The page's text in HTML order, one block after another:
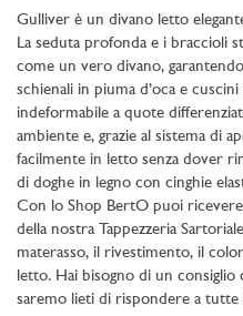
Gulliver è un divano letto
La seduta profonda e i braccioli
come un vero divano,
schienali in piuma d’oca e
indeformabile a quote
ambiente e, grazie al sistema di
facilmente in letto senza dover
di doghe in legno con cinghie
Con lo Shop BertO puoi
della nostra Tappezzeria
materasso, il rivestimento, il
letto. Hai bisogno di un consiglio
saremo lieti di rispondere a tutte